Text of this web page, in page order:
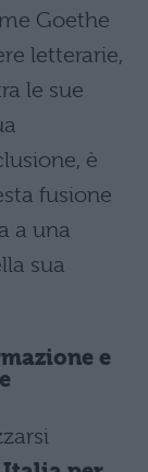
Goethe
letterarie,
le sue
è
fusione
a una
sua
e